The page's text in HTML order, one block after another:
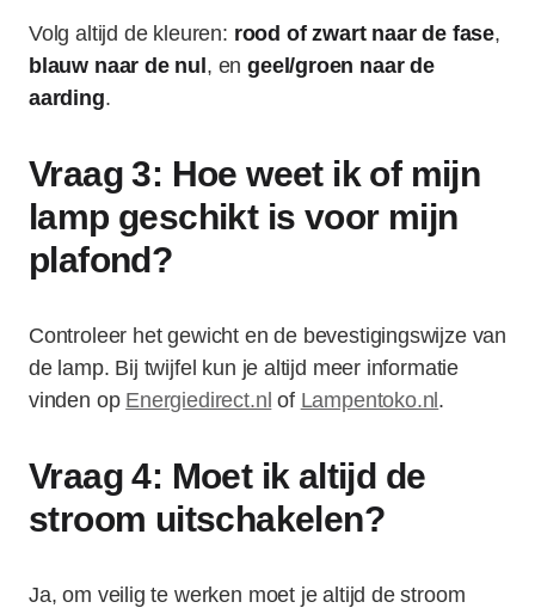
Volg altijd de kleuren: rood of zwart naar de fase,
blauw naar de nul , engeel/groen naar de
aarding.
Vraag 3: Hoe weet ik of mijn
lamp geschikt is voor mijn
plafond?
Controleer het gewicht en de bevestigingswijze van
de lamp. Bij twijfel kun je altijd meer informatie
vinden op Energiedirect.nl of Lampentoko.nl .
Vraag 4: Moet ik altijd de
stroom uitschakelen?
Ja, om veilig te werken moet je altijd de stroom